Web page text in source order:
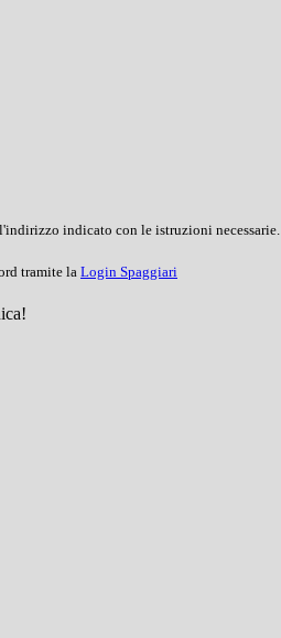
indicato con le istruzioni necessarie.
tramite la Login Spaggiari